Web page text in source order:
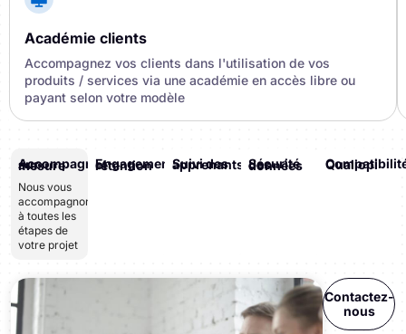
Académie clients
Accompagnez vos clients dans l'utilisation de vos
produits / services via une académie en accès libre ou
payant selon votre modèle
Accompagnement sur-mesure
Nous vous
accompagnons
à toutes les
étapes de
votre projet
Engagement et rétention Suivi des apprenants Sécurité des données Compatibilité Qualiopi
Contactez-
nous